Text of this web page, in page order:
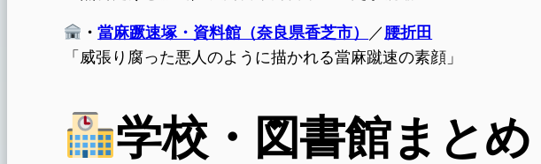
・當麻蹶速塚・資料館（奈良県香芝市） ／腰折田
「威張り腐った悪人のように描かれる當麻蹴速の素顔」
学校・図書館まとめ